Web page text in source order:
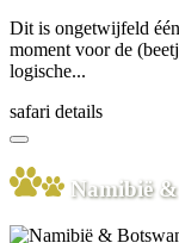
Dit is ongetwijfeld
moment voor de
logische...
safari details
Namibië &